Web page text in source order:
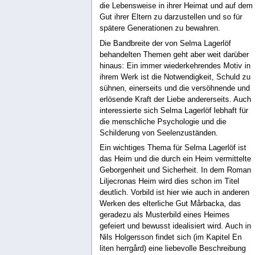
die Lebensweise in ihrer Heimat und auf dem
Gut ihrer Eltern zu darzustellen und so für
spätere Generationen zu bewahren.
Die Bandbreite der von Selma Lagerlöf
behandelten Themen geht aber weit darüber
hinaus: Ein immer wiederkehrendes Motiv in
ihrem Werk ist die Notwendigkeit, Schuld zu
sühnen, einerseits und die versöhnende und
erlösende Kraft der Liebe andererseits. Auch
interessierte sich Selma Lagerlöf lebhaft für
die menschliche Psychologie und die
Schilderung von Seelenzuständen.
Ein wichtiges Thema für Selma Lagerlöf ist
das Heim und die durch ein Heim vermittelte
Geborgenheit und Sicherheit. In dem Roman
Liljecronas Heim wird dies schon im Titel
deutlich. Vorbild ist hier wie auch in anderen
Werken des elterliche Gut Mårbacka, das
geradezu als Musterbild eines Heimes
gefeiert und bewusst idealisiert wird. Auch in
Nils Holgersson findet sich (im Kapitel En
liten herrgård) eine liebevolle Beschreibung